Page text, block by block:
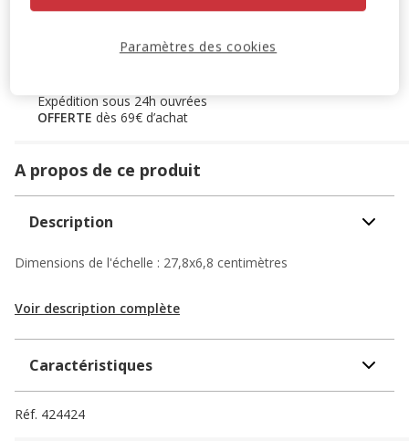
Livraison dans 72h offert dès 69€ d'achat
Expédition sous 24h ouvrées
OFFERTE dès 69€ d’achat
A propos de ce produit
Description
Dimensions de l'échelle : 27,8x6,8 centimètres
Voir description complète
Caractéristiques
Réf. 424424
Paramètres des cookies